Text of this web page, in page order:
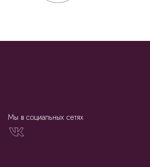
Мы в социальных сетях